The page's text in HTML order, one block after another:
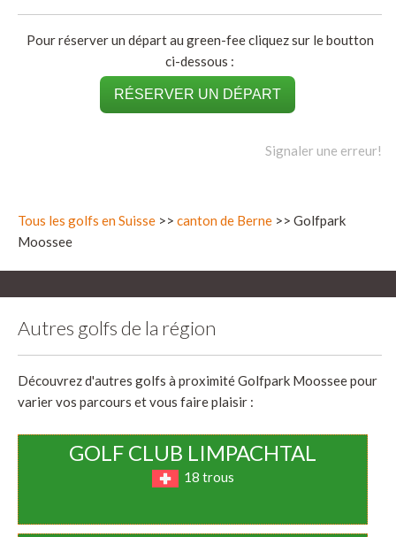
Pour réserver un départ au green-fee cliquez sur le boutton
ci-dessous :
RÉSERVER UN DÉPART
Signaler une erreur!
Tous les golfs en Suisse >> canton de Berne >> Golfpark
Moossee
Autres golfs de la région
Découvrez d'autres golfs à proximité Golfpark Moossee pour
varier vos parcours et vous faire plaisir :
GOLF CLUB LIMPACHTAL
18 trous